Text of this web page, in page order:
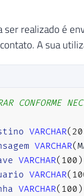
{
if (!
{
request
}
realizado é
A sua
CONFORME
VARCHAR( 20
VARCHAR(
VARCHAR( 100 )
VARCHAR(
VARCHAR( 100 )